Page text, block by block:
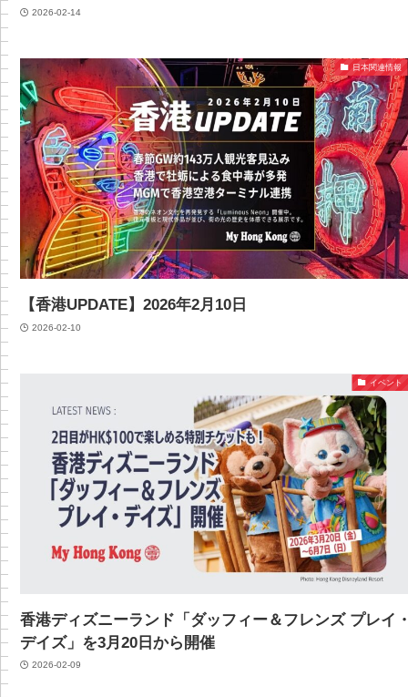
2026-02-14
日本関連情報
【香港UPDATE】2026年2月10日
2026-02-10
イベント
香港ディズニーランド「ダッフィー＆フレンズ プレイ
デイズ」を3月20日から開催
2026-02-09